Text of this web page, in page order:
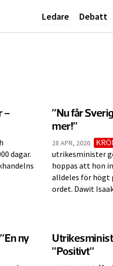
Ledare Debatt
–
dagar.
”Nu får
mer!”
28 APR, 2026
utrikesminister
hoppas att hon
alldeles för högt
ordet. Dawit
ny
”Positivt”